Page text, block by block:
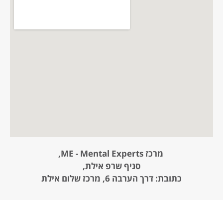
מרכז ME - Mental Experts,
סניף שרפ אילת,
כתובת: דרך הערבה 6, מרכז שלום אילת